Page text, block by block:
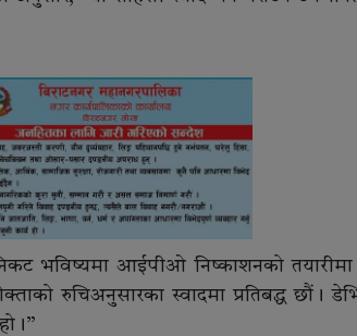
भविष्यमा आईपीओ निष्काशनको तयारीमा
रुचिअनुसारका स्वादमा प्रतिबद्ध छौं।